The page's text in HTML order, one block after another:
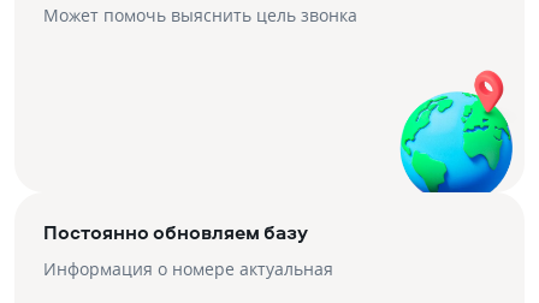
Может помочь выяснить цель звонка
Постоянно обновляем базу
Информация о номере актуальная